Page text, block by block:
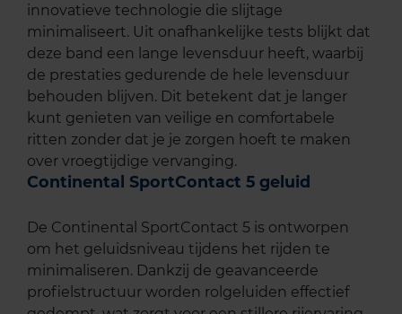
innovatieve technologie die slijtage
minimaliseert. Uit onafhankelijke tests blijkt dat
deze band een lange levensduur heeft, waarbij
de prestaties gedurende de hele levensduur
behouden blijven. Dit betekent dat je langer
kunt genieten van veilige en comfortabele
ritten zonder dat je je zorgen hoeft te maken
over vroegtijdige vervanging.
Continental SportContact 5 geluid
De Continental SportContact 5 is ontworpen
om het geluidsniveau tijdens het rijden te
minimaliseren. Dankzij de geavanceerde
profielstructuur worden rolgeluiden effectief